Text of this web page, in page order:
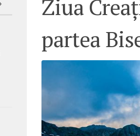
Ziua
partea